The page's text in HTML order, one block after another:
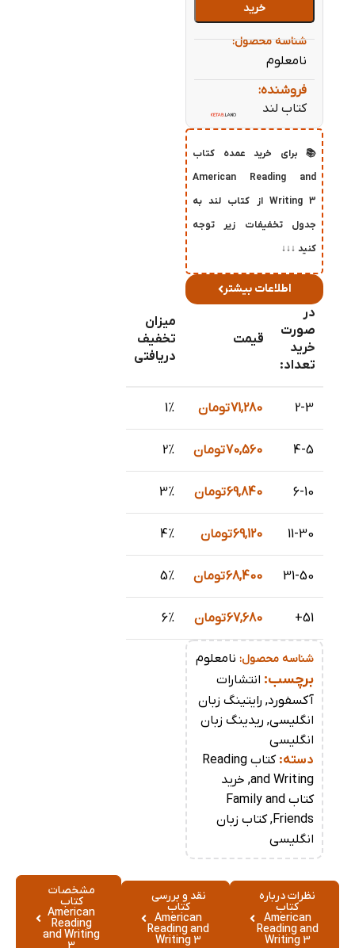
خرید
شناسه محصول:
نامعلوم
فروشنده:
کتاب لند
📚 برای خرید عمده کتاب
American Reading and
Writing 3 از کتاب لند به
جدول تخفیفات زیر توجه
کنید ↓↓↓
اطلاعات بیشتر
در
صورت
خرید
تعداد:
قیمت
میزان
تخفیف
دریافتی
2-3
71,280تومان 1%
4-5
70,560تومان 2%
6-10
69,840تومان 3%
11-30
69,120تومان 4%
31-50
68,400تومان 5%
51+
67,680تومان 6%
دسته:
کتاب Reading
and Writing
, خرید
کتاب Family and
Friends
, کتاب زبان
انگلیسی
برچسب: انتشارات
آکسفورد, رایتینگ زبان
انگلیسی, ریدینگ زبان
انگلیسی
شناسه محصول: نامعلوم
نظرات درباره
کتاب
American
Reading and
Writing 3
نقد و بررسی
کتاب
American
Reading and
Writing 3
مشخصات
کتاب
American
Reading
and Writing